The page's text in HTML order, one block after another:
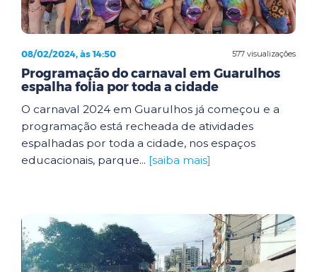
577 visualizações
08/02/2024, às 14:50
Programação do carnaval em Guarulhos
espalha folia por toda a cidade
O carnaval 2024 em Guarulhos já começou e a
programação está recheada de atividades
espalhadas por toda a cidade, nos espaços
educacionais, parque... [saiba mais]